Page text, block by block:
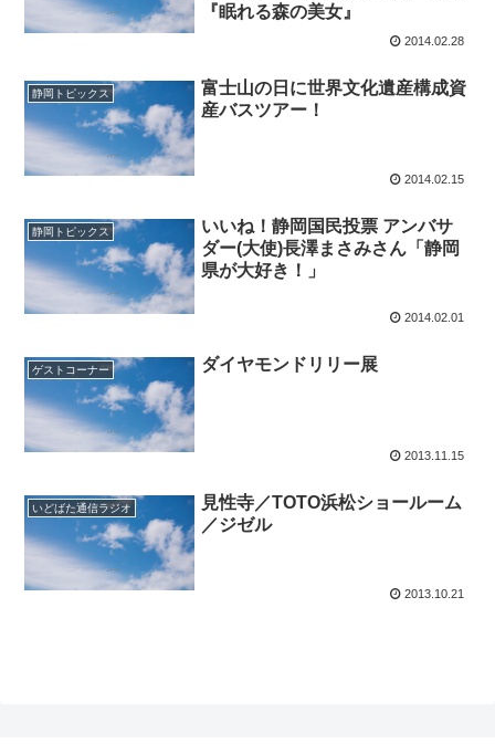
『眠れる森の美女』
2014.02.28
静岡トピックス
富士山の日に世界文化遺産構成資
産バスツアー！
2014.02.15
静岡トピックス
いいね！静岡国民投票 アンバサ
ダー(大使)長澤まさみさん「静岡
県が大好き！」
2014.02.01
ゲストコーナー ダイヤモンドリリー展
2013.11.15
いどばた通信ラジオ
見性寺／TOTO浜松ショールーム
／ジゼル
2013.10.21